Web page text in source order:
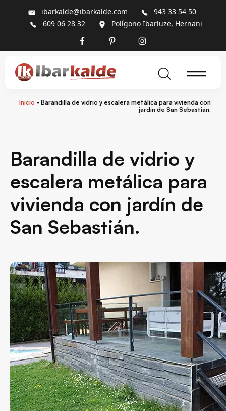
ibarkalde@ibarkalde.com
943 33 54 50
609 06 28 32
Polígono Ibarluze, Hernani
Inicio - Barandilla de vidrio y escalera metálica para vivienda con
jardín de San Sebastián.
Barandilla de vidrio y
escalera metálica para
vivienda con jardín de
San Sebastián.